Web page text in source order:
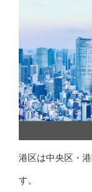
港区は中央区・
す。